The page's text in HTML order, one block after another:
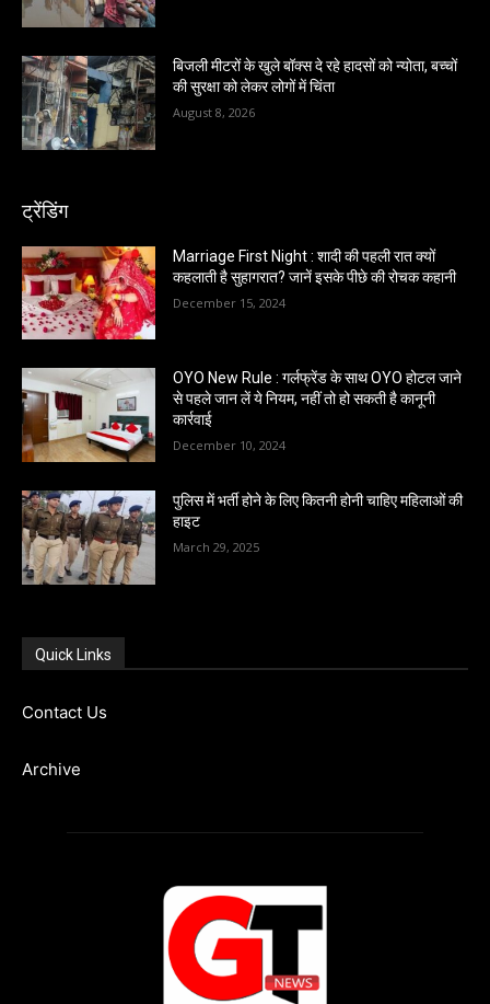
बिजली मीटरों के खुले बॉक्स दे रहे हादसों को न्योता, बच्चों
की सुरक्षा को लेकर लोगों में चिंता
August 8, 2026
ट्रेंडिंग
Marriage First Night : शादी की पहली रात क्यों
कहलाती है सुहागरात? जानें इसके पीछे की रोचक कहानी
December 15, 2024
OYO New Rule : गर्लफ्रेंड के साथ OYO होटल जाने
से पहले जान लें ये नियम, नहीं तो हो सकती है कानूनी
कार्रवाई
December 10, 2024
पुलिस में भर्ती होने के लिए कितनी होनी चाहिए महिलाओं की
हाइट
March 29, 2025
Quick Links
Contact Us
Archive